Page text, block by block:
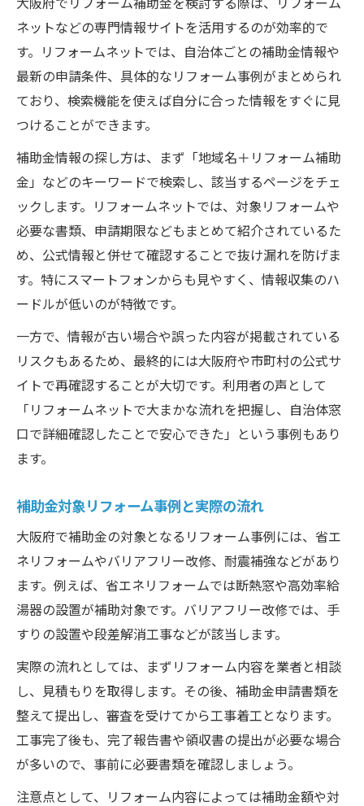
ネットなどの専門情報サイトを活用するのが効率的で
す。リフォームネットでは、自治体ごとの補助金情報や
最新の申請条件、具体的なリフォーム事例がまとめられ
ており、検索機能を使えば自分に合った情報をすぐに見
つけることができます。
補助金情報の探し方は、まず「地域名＋リフォーム補助
金」などのキーワードで検索し、該当するページをチェ
ックします。リフォームネットでは、対象リフォームや
必要な書類、申請期限などもまとめて紹介されているた
め、公式情報と併せて確認することで抜け漏れを防げま
す。特にスマートフォンからも見やすく、情報収集のハ
ードルが低いのが特徴です。
一方で、情報が古い場合や誤った内容が掲載されている
リスクもあるため、最終的には大阪府や市町村の公式サ
イトで再確認することが大切です。利用者の声として
「リフォームネットで大まかな流れを把握し、自治体窓
口で詳細確認したことで安心できた」という事例もあり
ます。
補助金対象リフォーム事例と実際の流れ
大阪府で補助金の対象となるリフォーム事例には、省エ
ネリフォームやバリアフリー改修、耐震補強などがあり
ます。例えば、省エネリフォームでは断熱窓や高効率給
湯器の設置が補助対象です。バリアフリー改修では、手
すりの設置や段差解消工事などが該当します。
実際の流れとしては、まずリフォーム内容を業者と相談
し、見積もりを取得します。その後、補助金申請書類を
整えて提出し、審査を受けてから工事着工となります。
工事完了後も、完了報告書や領収書の提出が必要な場合
が多いので、事前に必要書類を確認しましょう。
注意点として、リフォーム内容によっては補助金額や対